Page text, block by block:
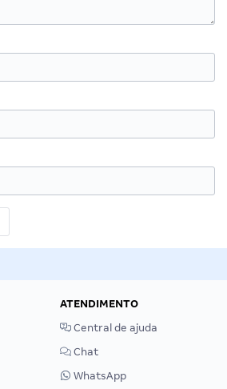
ATENDIMENTO
Central de ajuda
Chat
WhatsApp